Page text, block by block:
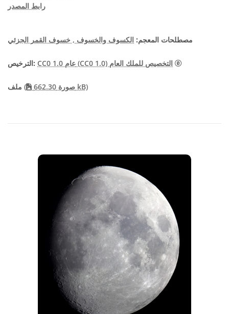
رابط المصدر
مصطلحات المعجم: الكسوف والخسوف , خسوف القمر الجزئي
الترخيص: CC0 1.0 عام (CC0 1.0) التخصيص للملك العام
ملف ( صورة 662.30 kB)